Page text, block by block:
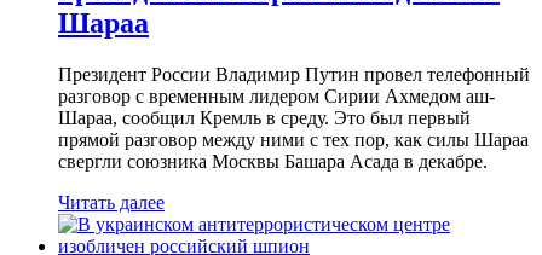
Шараа
Президент России Владимир Путин провел телефонный
разговор с временным лидером Сирии Ахмедом аш-
Шараа, сообщил Кремль в среду. Это был первый
прямой разговор между ними с тех пор, как силы Шараа
свергли союзника Москвы Башара Асада в декабре.
Читать далее